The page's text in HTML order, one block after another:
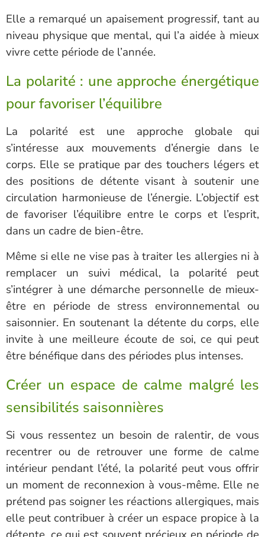
Elle a remarqué un apaisement progressif, tant au
niveau physique que mental, qui l’a aidée à mieux
vivre cette période de l’année.
La polarité : une approche énergétique
pour favoriser l’équilibre
La polarité est une approche globale qui
s’intéresse aux mouvements d’énergie dans le
corps. Elle se pratique par des touchers légers et
des positions de détente visant à soutenir une
circulation harmonieuse de l’énergie. L’objectif est
de favoriser l’équilibre entre le corps et l’esprit,
dans un cadre de bien-être.
Même si elle ne vise pas à traiter les allergies ni à
remplacer un suivi médical, la polarité peut
s’intégrer à une démarche personnelle de mieux-
être en période de stress environnemental ou
saisonnier. En soutenant la détente du corps, elle
invite à une meilleure écoute de soi, ce qui peut
être bénéfique dans des périodes plus intenses.
Créer un espace de calme malgré les
sensibilités saisonnières
Si vous ressentez un besoin de ralentir, de vous
recentrer ou de retrouver une forme de calme
intérieur pendant l’été, la polarité peut vous offrir
un moment de reconnexion à vous-même. Elle ne
prétend pas soigner les réactions allergiques, mais
elle peut contribuer à créer un espace propice à la